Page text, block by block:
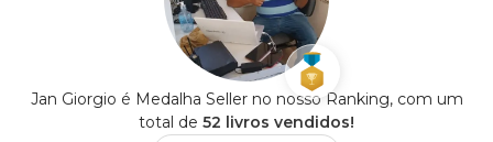
Jan Giorgio é Medalha Seller no nosso Ranking, com um
total de 52 livros vendidos!